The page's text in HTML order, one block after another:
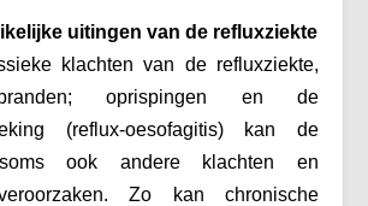
uitingen van de refluxziekte
klachten van de refluxziekte,
oprispingen en de
(reflux-oesofagitis) kan de
soms ook andere klachten en
Zo kan chronische